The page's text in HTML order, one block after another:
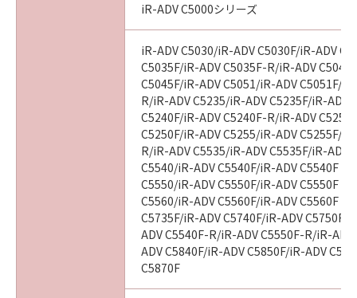
(3)キヤノン、キヤノンのライセンサー、キヤノ
ンの子会社、それらの販売代理店および販売店
は、「許諾ソフトウェア」または「許諾ソフト
ウェア」の使用に起因または関連してお客様と
第三者との間に生じたいかなる紛争について
も、一切責任を負わないものとします。
(1)本契約書は、お客様が『同意』を示す下記の
ボタンをクリックした時点で発効し、下記(2)ま
たは(3)により終了されるまで有効に存続しま
(2)お客様は、「許諾ソフトウェア」およびその
複製物のすべてをアンインストール、廃棄およ
iR-ADV C5000シリーズ
iR-ADV C5030/iR-ADV C5030F/iR-ADV
C5035F/iR-ADV C5035F-R/iR-ADV
C5045F/iR-ADV C5051/iR-ADV C5051F/
R/iR-ADV C5235/iR-ADV C5235F/iR-ADV
C5240F/iR-ADV C5240F-R/iR-ADV
C5250F/iR-ADV C5255/iR-ADV C5255F/
R/iR-ADV C5535/iR-ADV C5535F/iR-ADV
C5540/iR-ADV C5540F/iR-ADV C5540F
C5550/iR-ADV C5550F/iR-ADV C5550F
C5560/iR-ADV C5560F/iR-ADV C5560F
C5735F/iR-ADV C5740F/iR-ADV C5750F/
ADV C5540F-R/iR-ADV C5550F-R/iR-
ADV C5840F/iR-ADV C5850F/iR-ADV
C5870F